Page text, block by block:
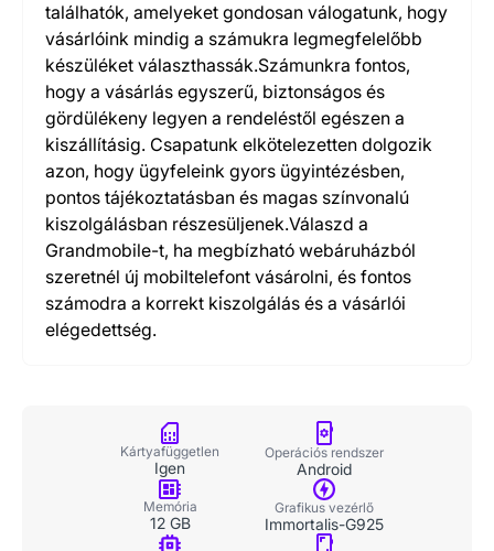
találhatók, amelyeket gondosan válogatunk, hogy
vásárlóink mindig a számukra legmegfelelőbb
készüléket választhassák.Számunkra fontos,
hogy a vásárlás egyszerű, biztonságos és
gördülékeny legyen a rendeléstől egészen a
kiszállításig. Csapatunk elkötelezetten dolgozik
azon, hogy ügyfeleink gyors ügyintézésben,
pontos tájékoztatásban és magas színvonalú
kiszolgálásban részesüljenek.Válaszd a
Grandmobile-t, ha megbízható webáruházból
szeretnél új mobiltelefont vásárolni, és fontos
számodra a korrekt kiszolgálás és a vásárlói
elégedettség.
Kártyafüggetlen
Igen
Operációs rendszer
Android
Memória
12 GB
Grafikus vezérlő
Immortalis-G925